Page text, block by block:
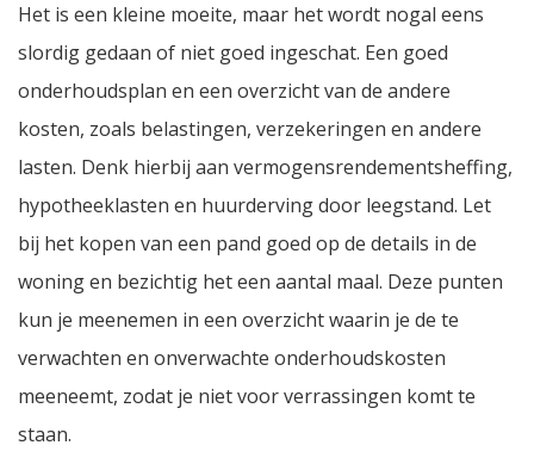
Het is een kleine moeite, maar het wordt nogal eens
slordig gedaan of niet goed ingeschat. Een goed
onderhoudsplan en een overzicht van de andere
kosten, zoals belastingen, verzekeringen en andere
lasten. Denk hierbij aan vermogensrendementsheffing,
hypotheeklasten en huurderving door leegstand. Let
bij het kopen van een pand goed op de details in de
woning en bezichtig het een aantal maal. Deze punten
kun je meenemen in een overzicht waarin je de te
verwachten en onverwachte onderhoudskosten
meeneemt, zodat je niet voor verrassingen komt te
staan.